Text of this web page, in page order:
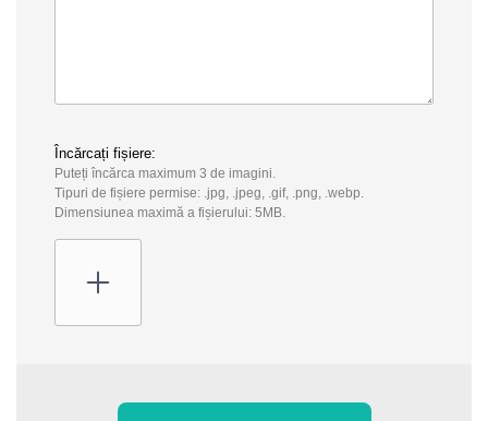
Încărcați fișiere:
Puteți încărca maximum 3 de imagini.
Tipuri de fișiere permise: .jpg, .jpeg, .gif, .png, .webp.
Dimensiunea maximă a fișierului: 5MB.